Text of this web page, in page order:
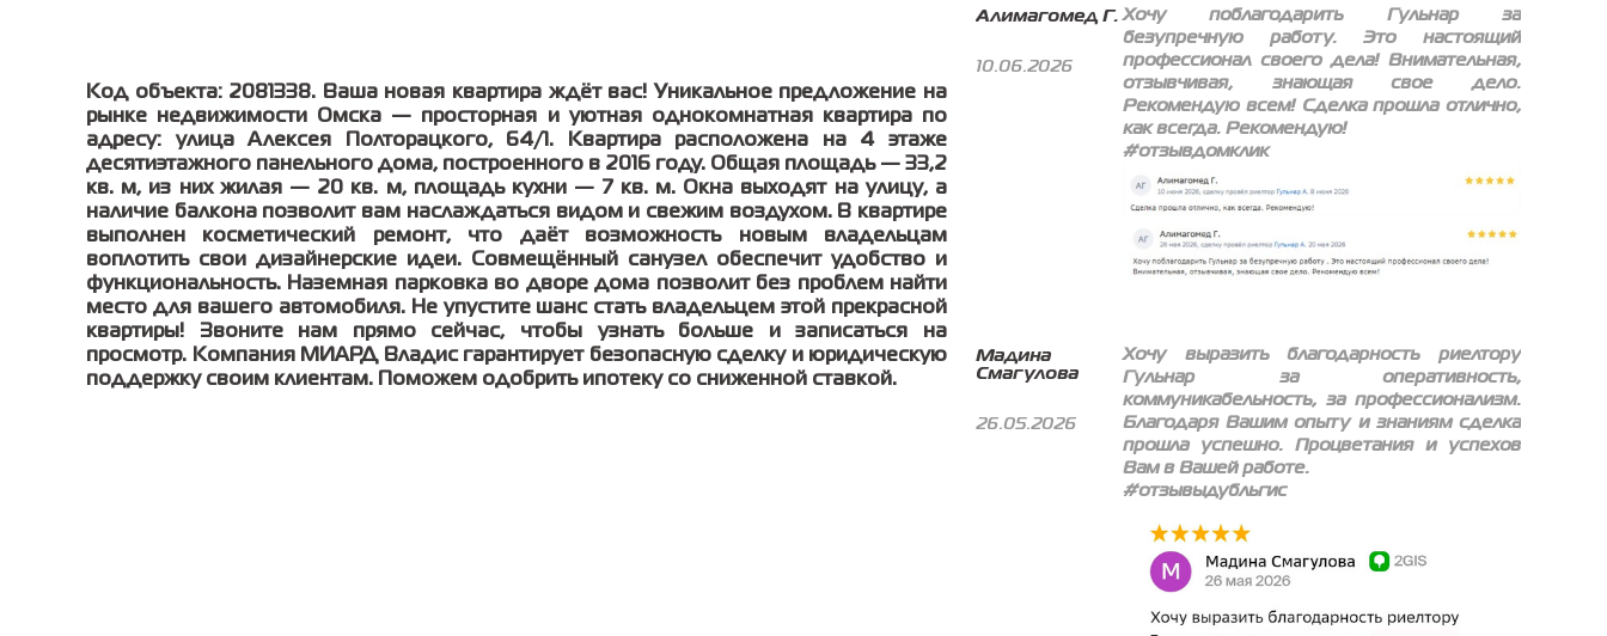
Код объекта: 2081338. Ваша новая квартира ждёт вас! Уникальное предложение на
рынке недвижимости Омска — просторная и уютная однокомнатная квартира по
адресу: улица Алексея Полторацкого, 64/1. Квартира расположена на 4 этаже
десятиэтажного панельного дома, построенного в 2016 году. Общая площадь — 33,2
кв. м, из них жилая — 20 кв. м, площадь кухни — 7 кв. м. Окна выходят на улицу, а
наличие балкона позволит вам наслаждаться видом и свежим воздухом. В квартире
выполнен косметический ремонт, что даёт возможность новым владельцам
воплотить свои дизайнерские идеи. Совмещённый санузел обеспечит удобство и
функциональность. Наземная парковка во дворе дома позволит без проблем найти
место для вашего автомобиля. Не упустите шанс стать владельцем этой прекрасной
квартиры! Звоните нам прямо сейчас, чтобы узнать больше и записаться на
просмотр. Компания МИАРД Владис гарантирует безопасную сделку и юридическую
поддержку своим клиентам. Поможем одобрить ипотеку со сниженной ставкой.
Алимагомед Г.
10.06.2026
Хочу поблагодарить Гульнар за
безупречную работу. Это настоящий
профессионал своего дела! Внимательная,
отзывчивая, знающая свое дело.
Рекомендую всем! Сделка прошла отлично,
как всегда. Рекомендую!
#отзывдомклик
Мадина
Смагулова
26.05.2026
Хочу выразить благодарность риелтору
Гульнар за оперативность,
коммуникабельность, за профессионализм.
Благодаря Вашим опыту и знаниям сделка
прошла успешно. Процветания и успехов
Вам в Вашей работе.
#отзывыдубльгис